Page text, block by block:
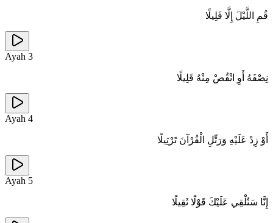
قُمِ اللَّيْلَ إِلَّا قَلِيلًا
Ayah 3
نِصْفَهُ أَوِ انْقُصْ مِنْهُ قَلِيلًا
Ayah 4
أَوْ زِدْ عَلَيْهِ وَرَتِّلِ الْقُرْآنَ تَرْتِيلًا
Ayah 5
إِنَّا سَنُلْقِي عَلَيْكَ قَوْلًا ثَقِيلًا